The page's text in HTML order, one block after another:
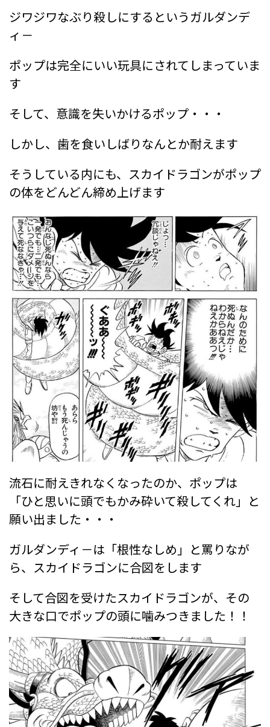
ジワジワなぶり殺しにするというガルダンデ
ィ－
ポップは完全にいい玩具にされてしまっていま
す
そして、意識を失いかけるポップ・・・
しかし、歯を食いしばりなんとか耐えます
そうしている内にも、スカイドラゴンがポップ
の体をどんどん締め上げます
流石に耐えきれなくなったのか、ポップは
「ひと思いに頭でもかみ砕いて殺してくれ」と
願い出ました・・・
ガルダンディ－は「根性なしめ」と罵りなが
ら、スカイドラゴンに合図をします
そして合図を受けたスカイドラゴンが、その
大きな口でポップの頭に噛みつきました！！